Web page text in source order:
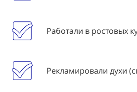
Работали в ростовых
Рекламировали духи